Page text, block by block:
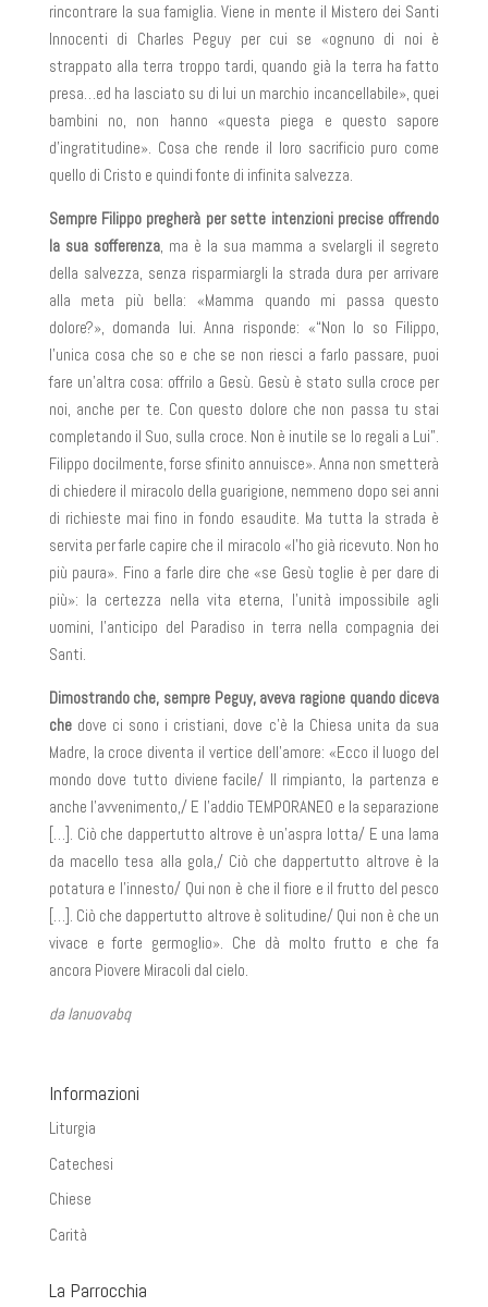
rincontrare la sua famiglia. Viene in mente il Mistero dei Santi
Innocenti di Charles Peguy per cui se «ognuno di noi è
strappato alla terra troppo tardi, quando già la terra ha fatto
presa…ed ha lasciato su di lui un marchio incancellabile», quei
bambini no, non hanno «questa piega e questo sapore
d’ingratitudine». Cosa che rende il loro sacrificio puro come
quello di Cristo e quindi fonte di infinita salvezza.
Sempre Filippo pregherà per sette intenzioni precise offrendo
la sua sofferenza, ma è la sua mamma a svelargli il segreto
della salvezza, senza risparmiargli la strada dura per arrivare
alla meta più bella: «Mamma quando mi passa questo
dolore?», domanda lui. Anna risponde: «“Non lo so Filippo,
l’unica cosa che so e che se non riesci a farlo passare, puoi
fare un’altra cosa: offrilo a Gesù. Gesù è stato sulla croce per
noi, anche per te. Con questo dolore che non passa tu stai
completando il Suo, sulla croce. Non è inutile se lo regali a Lui”.
Filippo docilmente, forse sfinito annuisce». Anna non smetterà
di chiedere il miracolo della guarigione, nemmeno dopo sei anni
di richieste mai fino in fondo esaudite. Ma tutta la strada è
servita per farle capire che il miracolo «l’ho già ricevuto. Non ho
più paura». Fino a farle dire che «se Gesù toglie è per dare di
più»: la certezza nella vita eterna, l’unità impossibile agli
uomini, l’anticipo del Paradiso in terra nella compagnia dei
Santi.
Dimostrando che, sempre Peguy, aveva ragione quando diceva
chedove ci sono i cristiani, dove c’è la Chiesa unita da sua
Madre, la croce diventa il vertice dell’amore: «Ecco il luogo del
mondo dove tutto diviene facile/ Il rimpianto, la partenza e
anche l’avvenimento,/ E l’addio TEMPORANEO e la separazione
[…]. Ciò che dappertutto altrove è un’aspra lotta/ E una lama
da macello tesa alla gola,/ Ciò che dappertutto altrove è la
potatura e l’innesto/ Qui non è che il fiore e il frutto del pesco
[…]. Ciò che dappertutto altrove è solitudine/ Qui non è che un
vivace e forte germoglio». Che dà molto frutto e che fa
ancora Piovere Miracoli dal cielo.
da lanuovabq
Informazioni
Liturgia
Catechesi
Chiese
Carità
La Parrocchia